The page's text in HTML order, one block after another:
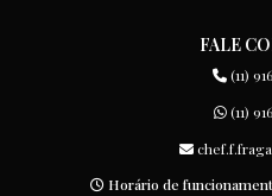
FALE
(11)
(11)
Horário de